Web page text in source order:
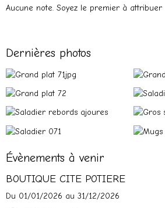
Aucune note. Soyez le premier à
Dernières photos
Évènements à venir
BOUTIQUE CITE POTIERE
Du 01/01/2026 au 31/12/2026